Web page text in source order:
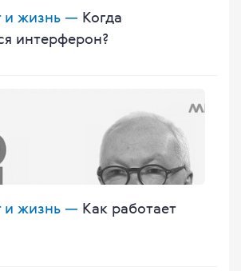
и жизнь — Когда
интерферон?
и жизнь — Как работает